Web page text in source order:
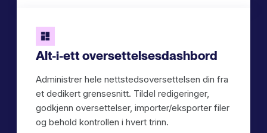
Alt-i-ett oversettelsesdashbord
Administrer hele nettstedsoversettelsen din fra
et dedikert grensesnitt. Tildel redigeringer,
godkjenn oversettelser, importer/eksporter filer
og behold kontrollen i hvert trinn.